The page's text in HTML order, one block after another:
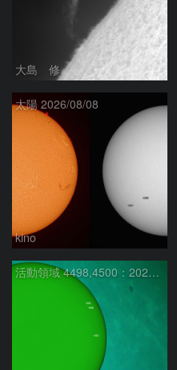
大島 修
太陽 2026/08/08
kino
活動領域 4498,4500：2026/08/08